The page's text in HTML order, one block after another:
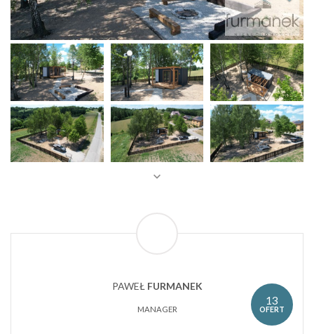
13
OFERT
PAWEŁ FURMANEK
MANAGER